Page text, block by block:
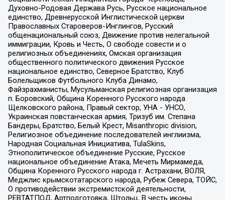
Духовно-Родовая Держава Русь, Русское национальное
единство, Древнерусской Инглистической церкви
Православных Староверов-Инглингов, Русский
общенациональный союз, Движение против нелегальной
иммиграции, Кровь и Честь, О свободе совести и о
религиозных объединениях, Омская организация
общественного политического движения Русское
национальное единство, Северное Братство, Клуб
Болельщиков Футбольного Клуба Динамо,
Файзрахманисты, Мусульманская религиозная организация
п. Боровский, Община Коренного Русского народа
Щелковского района, Правый сектор, УНА - УНСО,
Украинская повстанческая армия, Тризуб им. Степана
Бандеры, Братство, Белый Крест, Misanthropic division,
Религиозное объединение последователей инглиизма,
Народная Социальная Инициатива, TulaSkins,
Этнополитическое объединение Русские, Русское
национальное объединение Атака, Мечеть Мирмамеда,
Община Коренного Русского народа г. Астрахани, ВОЛЯ,
Меджлис крымскотатарского народа, Рубеж Севера, ТОЙС,
О противодействии экстремистской деятельности,
РЕВТАТПОД, Артподготовка, Штольц, В честь иконы